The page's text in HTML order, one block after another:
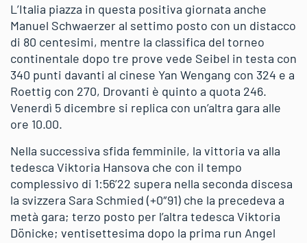
L’Italia piazza in questa positiva giornata anche
Manuel Schwaerzer al settimo posto con un distacco
di 80 centesimi, mentre la classifica del torneo
continentale dopo tre prove vede Seibel in testa con
340 punti davanti al cinese Yan Wengang con 324 e a
Roettig con 270, Drovanti è quinto a quota 246.
Venerdì 5 dicembre si replica con un’altra gara alle
ore 10.00.
Nella successiva sfida femminile, la vittoria va alla
tedesca Viktoria Hansova che con il tempo
complessivo di 1:56’22 supera nella seconda discesa
la svizzera Sara Schmied (+0″91) che la precedeva a
metà gara; terzo posto per l’altra tedesca Viktoria
Dönicke; ventisettesima dopo la prima run Angel